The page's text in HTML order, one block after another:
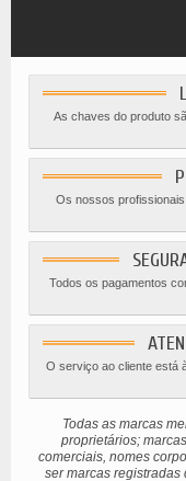
As chaves do produto
Os nossos
Todos os pagamentos
O serviço ao cliente está
Todas as marcas
proprietários;
comerciais, nomes
ser marcas registradas